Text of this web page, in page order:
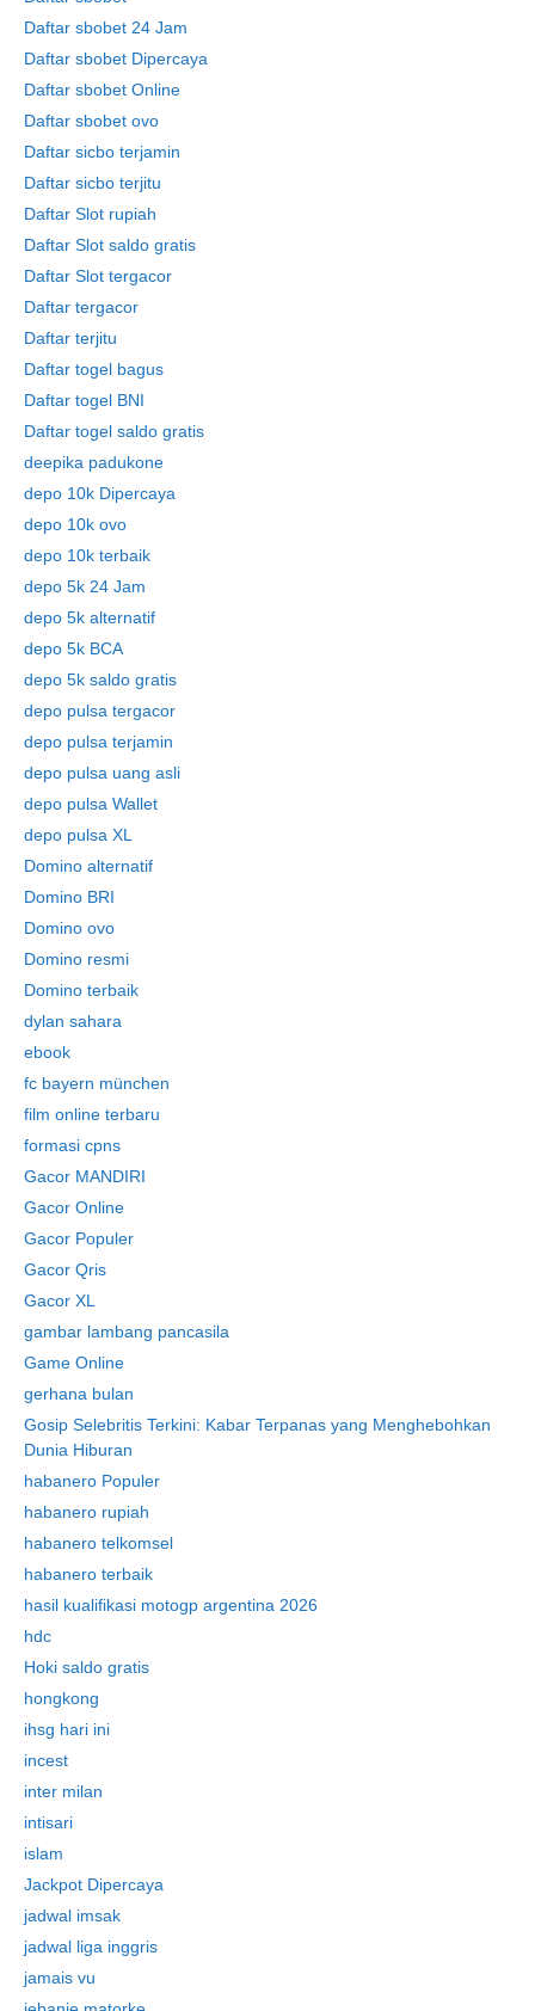
Daftar sbobet 24 Jam
Daftar sbobet Dipercaya
Daftar sbobet Online
Daftar sbobet ovo
Daftar sicbo terjamin
Daftar sicbo terjitu
Daftar Slot rupiah
Daftar Slot saldo gratis
Daftar Slot tergacor
Daftar tergacor
Daftar terjitu
Daftar togel bagus
Daftar togel BNI
Daftar togel saldo gratis
deepika padukone
depo 10k Dipercaya
depo 10k ovo
depo 10k terbaik
depo 5k 24 Jam
depo 5k alternatif
depo 5k BCA
depo 5k saldo gratis
depo pulsa tergacor
depo pulsa terjamin
depo pulsa uang asli
depo pulsa Wallet
depo pulsa XL
Domino alternatif
Domino BRI
Domino ovo
Domino resmi
Domino terbaik
dylan sahara
ebook
fc bayern münchen
film online terbaru
formasi cpns
Gacor MANDIRI
Gacor Online
Gacor Populer
Gacor Qris
Gacor XL
gambar lambang pancasila
Game Online
gerhana bulan
Gosip Selebritis Terkini: Kabar Terpanas yang Menghebohkan
Dunia Hiburan
habanero Populer
habanero rupiah
habanero telkomsel
habanero terbaik
hasil kualifikasi motogp argentina 2026
hdc
Hoki saldo gratis
hongkong
ihsg hari ini
incest
inter milan
intisari
islam
Jackpot Dipercaya
jadwal imsak
jadwal liga inggris
jamais vu